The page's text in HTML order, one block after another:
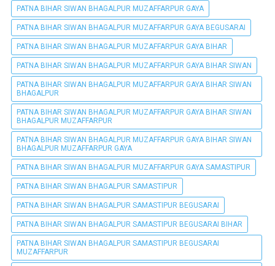
PATNA BIHAR SIWAN BHAGALPUR MUZAFFARPUR GAYA
PATNA BIHAR SIWAN BHAGALPUR MUZAFFARPUR GAYA BEGUSARAI
PATNA BIHAR SIWAN BHAGALPUR MUZAFFARPUR GAYA BIHAR
PATNA BIHAR SIWAN BHAGALPUR MUZAFFARPUR GAYA BIHAR SIWAN
PATNA BIHAR SIWAN BHAGALPUR MUZAFFARPUR GAYA BIHAR SIWAN
BHAGALPUR
PATNA BIHAR SIWAN BHAGALPUR MUZAFFARPUR GAYA BIHAR SIWAN
BHAGALPUR MUZAFFARPUR
PATNA BIHAR SIWAN BHAGALPUR MUZAFFARPUR GAYA BIHAR SIWAN
BHAGALPUR MUZAFFARPUR GAYA
PATNA BIHAR SIWAN BHAGALPUR MUZAFFARPUR GAYA SAMASTIPUR
PATNA BIHAR SIWAN BHAGALPUR SAMASTIPUR
PATNA BIHAR SIWAN BHAGALPUR SAMASTIPUR BEGUSARAI
PATNA BIHAR SIWAN BHAGALPUR SAMASTIPUR BEGUSARAI BIHAR
PATNA BIHAR SIWAN BHAGALPUR SAMASTIPUR BEGUSARAI
MUZAFFARPUR